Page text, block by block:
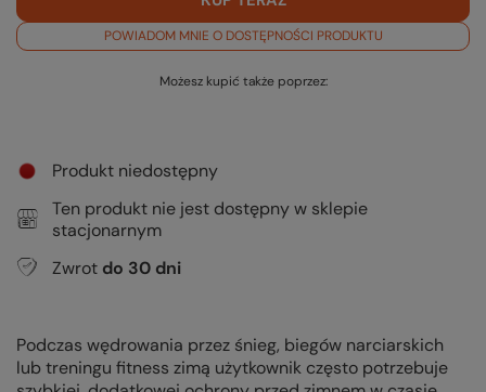
POWIADOM MNIE O DOSTĘPNOŚCI PRODUKTU
Możesz kupić także poprzez:
Produkt niedostępny
Ten produkt nie jest dostępny w sklepie
stacjonarnym
Zwrot do 30 dni
Podczas wędrowania przez śnieg, biegów narciarskich
lub treningu fitness zimą użytkownik często potrzebuje